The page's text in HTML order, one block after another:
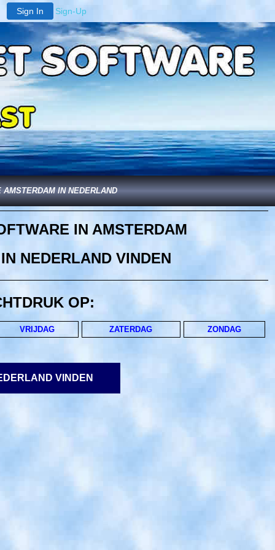
Sign In Sign-Up
IN NEDERLAND
IN AMSTERDAM
NEDERLAND VINDEN
OP:
VRIJDAG ZATERDAG ZONDAG
VINDEN